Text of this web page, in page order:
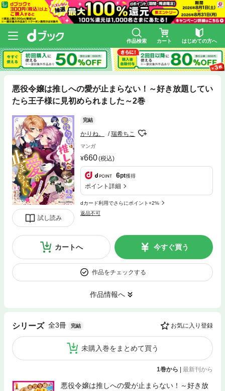
作品検索 カート はじめての方へ
悪役令嬢は推しへの愛が止まらない！～好き放題してい
たら王子様に見初められました～2巻
試し読み
完結
かりね。 瑞希ちこ
マンガ
660(税込)
6pt獲得
ポイント詳細
dカード利用でさらにポイント+2%
返品不可
カートへ 今すぐ買う
作品をチェックする
作品情報へ
シリーズ 全3冊 完結 お気に入り登録
未購入巻をまとめて買う
1巻から | 最新刊から
悪役令嬢は推しへの愛が止まらない！～好き放